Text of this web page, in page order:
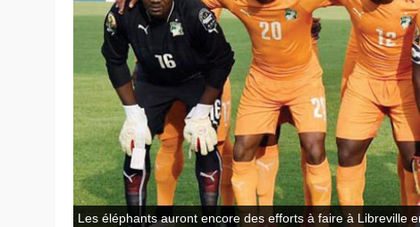
Les éléphants auront encore des efforts à faire à Libreville